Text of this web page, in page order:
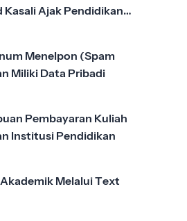
Kasali Ajak Pendidikan
Menelpon (Spam
Miliki Data Pribadi
Pembayaran Kuliah
Institusi Pendidikan
Melalui Text